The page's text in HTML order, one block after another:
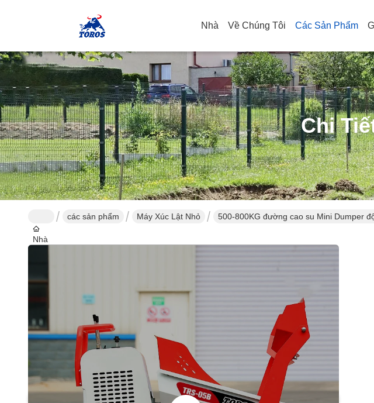
Nhà Về Chúng Tôi Các Sản Phẩm
Chi
Nhà
các sản phẩm Máy Xúc Lật Nhỏ 500-800KG đường cao su Mini Dumper